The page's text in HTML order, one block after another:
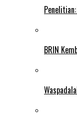
BRIN